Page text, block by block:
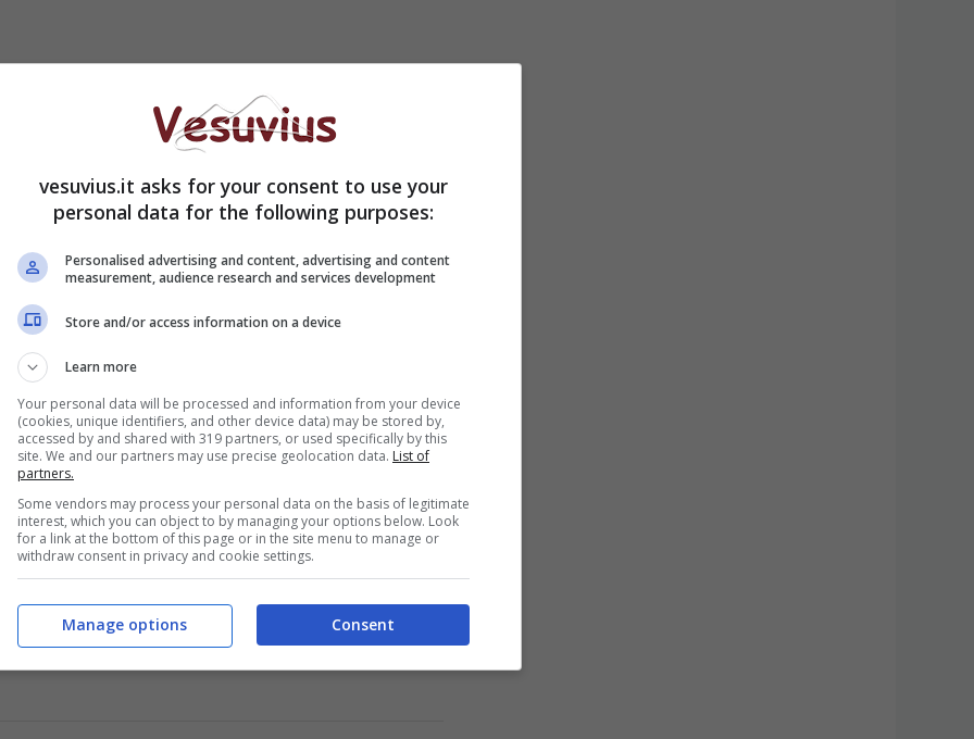
153 morti, 16.189 guariti nelle ultime ventiquattro
di positività si assesta oggi al 3,6% (-1,2%).
I posti occupati nelle terapie intensive del nostro
reparti di degenza ordinaria chiudono il conto
abbonamento: c’entra la doppia utenza
vesuvius.it asks for your consent to use your
personal data for the following purposes:
Personalised advertising and content, advertising and content
measurement, audience research and services development
Store and/or access information on a device
Learn more
Your personal data will be processed and information from your device
(cookies, unique identifiers, and other device data) may be stored by,
accessed by and shared with 319 partners, or used specifically by this
site. We and our partners may use precise geolocation data. List of
partners.
Some vendors may process your personal data on the basis of legitimate
interest, which you can object to by managing your options below. Look
for a link at the bottom of this page or in the site menu to manage or
withdraw consent in privacy and cookie settings.
Consent
Manage options